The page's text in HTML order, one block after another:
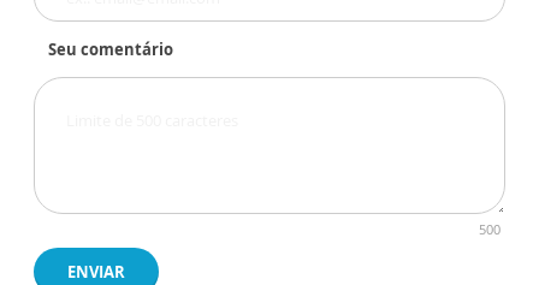
Seu comentário
500
ENVIAR